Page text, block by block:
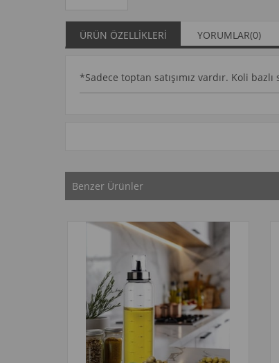
ÜRÜN ÖZELLIKLERI YORUMLAR(0)
*Sadece toptan satışımız vardır. Koli bazlı
Benzer Ürünler